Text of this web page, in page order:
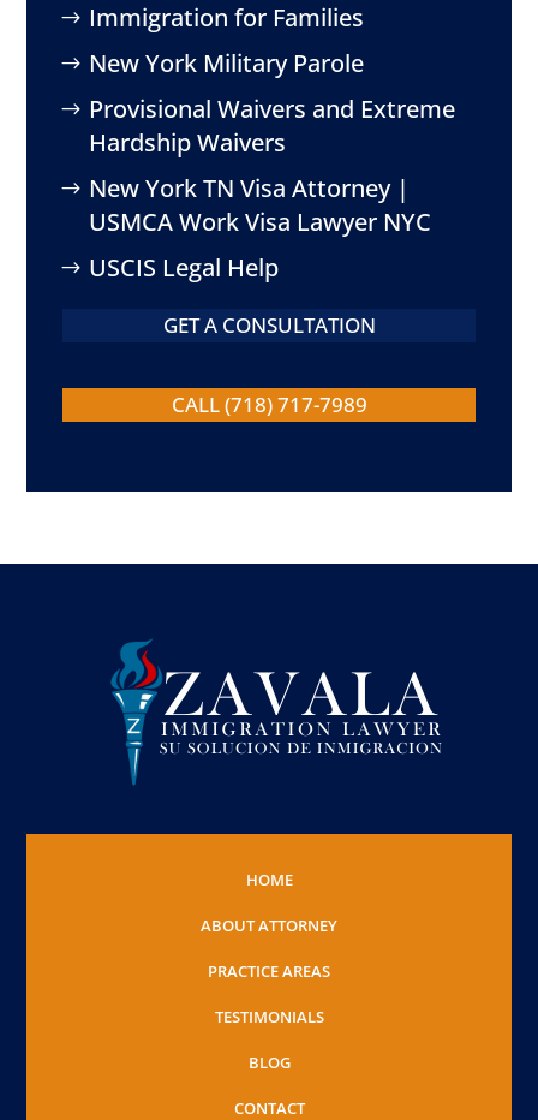
Immigration for Families
New York Military Parole
Provisional Waivers and Extreme
Hardship Waivers
New York TN Visa Attorney |
USMCA Work Visa Lawyer NYC
USCIS Legal Help
GET A CONSULTATION
CALL (718) 717-7989
HOME
ABOUT ATTORNEY
PRACTICE AREAS
TESTIMONIALS
BLOG
CONTACT